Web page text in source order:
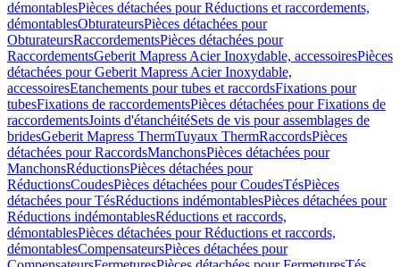
démontablesPièces détachées pour Réductions et raccordements,
démontablesObturateursPièces détachées pour
ObturateursRaccordementsPièces détachées pour
RaccordementsGeberit Mapress Acier Inoxydable, accessoiresPièces
détachées pour Geberit Mapress Acier Inoxydable,
accessoiresEtanchements pour tubes et raccordsFixations pour
tubesFixations de raccordementsPièces détachées pour Fixations de
raccordementsJoints d'étanchéitéSets de vis pour assemblages de
bridesGeberit Mapress ThermTuyaux ThermRaccordsPièces
détachées pour RaccordsManchonsPièces détachées pour
ManchonsRéductionsPièces détachées pour
RéductionsCoudesPièces détachées pour CoudesTésPièces
détachées pour TésRéductions indémontablesPièces détachées pour
Réductions indémontablesRéductions et raccords,
démontablesPièces détachées pour Réductions et raccords,
démontablesCompensateursPièces détachées pour